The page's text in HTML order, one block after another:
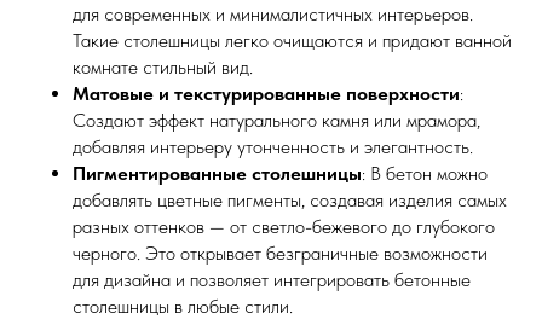
для современных и минималистичных интерьеров.
Такие столешницы легко очищаются и придают ванной
комнате стильный вид.
Матовые и текстурированные поверхности:
Создают эффект натурального камня или мрамора,
добавляя интерьеру утонченность и элегантность.
Пигментированные столешницы: В бетон можно
добавлять цветные пигменты, создавая изделия самых
разных оттенков — от светло-бежевого до глубокого
черного. Это открывает безграничные возможности
для дизайна и позволяет интегрировать бетонные
столешницы в любые стили.